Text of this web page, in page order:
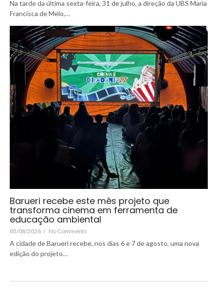
Na tarde da última sexta-feira, 31 de julho, a direção da UBS Maria
Francisca de Melo,…
Barueri recebe este mês projeto que
transforma cinema em ferramenta de
educação ambiental
05/08/2026 / No Comments
A cidade de Barueri recebe, nos dias 6 e 7 de agosto, uma nova
edição do projeto…